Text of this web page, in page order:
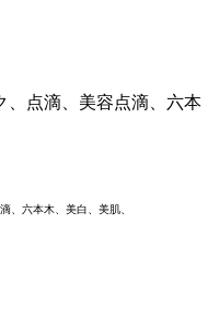
、点滴、美容点滴、六本
、六本木、美白、美肌、